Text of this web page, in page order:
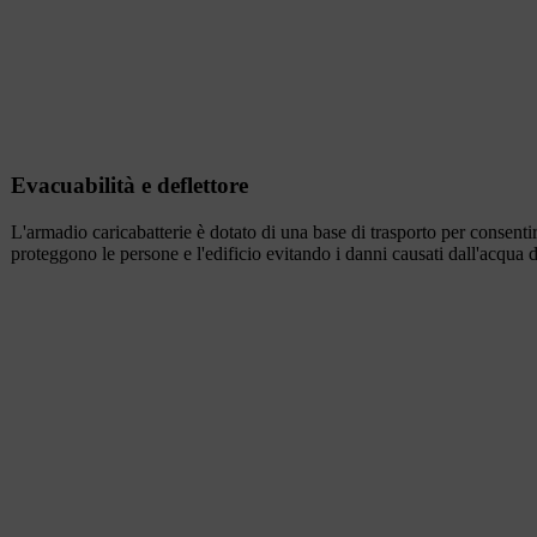
Evacuabilità e deflettore
L'armadio caricabatterie è dotato di una base di trasporto per
proteggono le persone e l'edificio evitando i danni causati dall'acqua